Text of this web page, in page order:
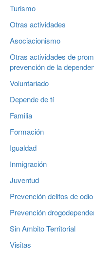
Turismo
Otras actividades
Asociacionismo
Otras actividades de
prevención de la
Voluntariado
Depende de tí
Familia
Formación
Igualdad
Inmigración
Juventud
Prevención delitos de odio
Prevención
Sin Ambito Territorial
Visitas